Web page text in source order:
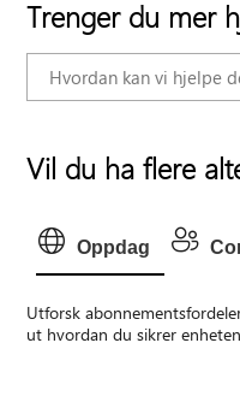
Trenger du mer
Vil du ha flere
Oppdag
Utforsk
ut hvordan du sikrer